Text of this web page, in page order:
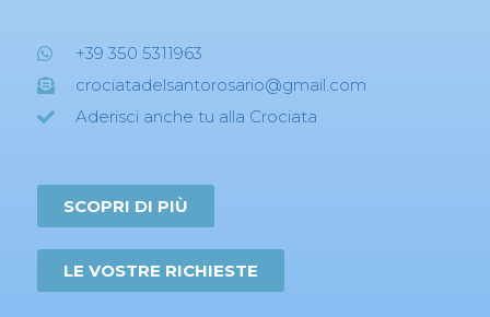
+39 350 5311963
crociatadelsantorosario@gmail.com
Aderisci anche tu alla Crociata
SCOPRI DI PIÙ
LE VOSTRE RICHIESTE